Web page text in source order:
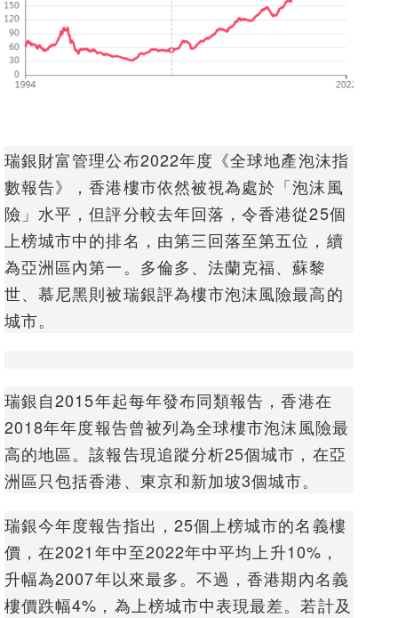
瑞銀財富管理公布2022年度《全球地產泡沫指
數報告》，香港樓市依然被視為處於「泡沫風
險」水平，但評分較去年回落，令香港從25個
上榜城市中的排名，由第三回落至第五位，續
為亞洲區內第一。多倫多、法蘭克福、蘇黎
世、慕尼黑則被瑞銀評為樓市泡沫風險最高的
城市。
瑞銀自2015年起每年發布同類報告，香港在
2018年年度報告曾被列為全球樓市泡沫風險最
高的地區。該報告現追蹤分析25個城市，在亞
洲區只包括香港、東京和新加坡3個城市。
瑞銀今年度報告指出，25個上榜城市的名義樓
價，在2021年中至2022年中平均上升10%，
升幅為2007年以來最多。不過，香港期內名義
樓價跌幅4%，為上榜城市中表現最差。若計及